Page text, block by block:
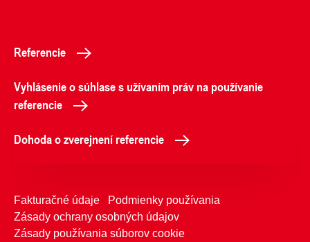
Referencie
Vyhlásenie o súhlase s užívaním práv na používanie
referencie
Dohoda o zverejnení referencie
Fakturačné údaje
Podmienky používania
Zásady ochrany osobných údajov
Zásady používania súborov cookie